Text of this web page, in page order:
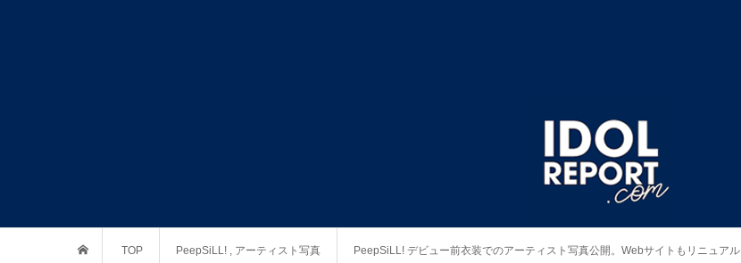
TOP PeepSiLL! , アーティスト写真 PeepSiLL! デビュー前衣装でのアーティスト写真公開。Webサイトもリニュアル